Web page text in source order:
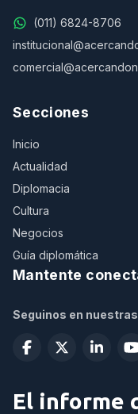
(011) 6824-8706
Secciones
Inicio
Actualidad
Diplomacia
Cultura
Negocios
Guía diplomática
Mantente
Seguinos en
El informe